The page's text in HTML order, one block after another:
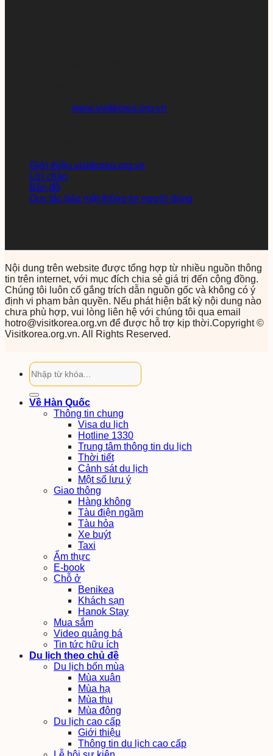
www.visitkorea.org.vn
Giới thiệu visitkorea.org.vn
Lời chào
Bản đồ
Quy tắc bảo mật thông tin người dùng
Nội dung trên website được tổng hợp từ nhiều nguồn thông
tin trên internet, với mục đích chia sẻ giá trị đến cộng đồng.
Chúng tôi luôn cố gắng trích dẫn nguồn gốc và không có ý
định vi phạm bản quyền. Nếu phát hiện bất kỳ nội dung nào
chưa phù hợp, vui lòng liên hệ với chúng tôi qua email
hotro@visitkorea.org.vn để được hỗ trợ kịp thời.Copyright ©
Visitkorea.org.vn. All Rights Reserved.
Về Hàn Quốc
Thông tin chung
Visa du lịch
Hotline 1330
Trung tâm thông tin du lịch
Thời tiết
Cảnh sát du lịch
Một số lưu ý
Giao thông
Hàng không
Tàu điện ngầm
Tàu hỏa
Xe buýt
Taxi
Ẩm thực
E-book
Chỗ ở
Benikea
Khách sạn
Hanok Stay
Mua sắm
Video quảng bá
Tin tức hữu ích
Du lịch theo chủ đề
Du lịch bốn mùa
Mùa xuân
Mùa hạ
Mùa thu
Mùa đông
Du lịch cao cấp
Giới thiệu
Thông tin du lịch cao cấp